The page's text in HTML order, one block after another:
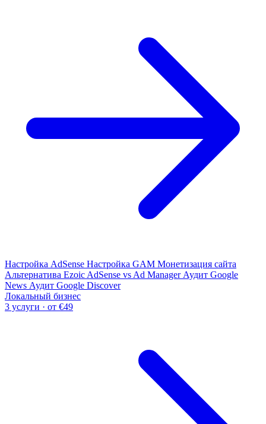
Настройка AdSense Настройка GAM Монетизация сайта
Альтернатива Ezoic AdSense vs Ad Manager Аудит Google
News Аудит Google Discover
Локальный бизнес
3 услуги · от €49